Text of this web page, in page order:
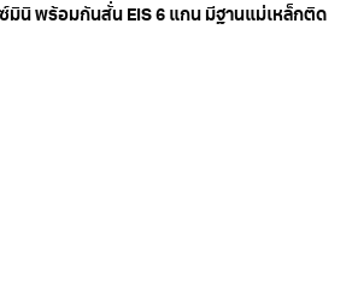
มินิ พร้อมกันสั่น EIS 6 แกน มีฐานแม่เหล็กติด